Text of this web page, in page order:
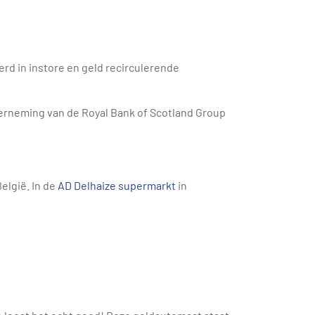
in instore en geld recirculerende
van de Royal Bank of Scotland Group
In de AD Delhaize supermarkt in